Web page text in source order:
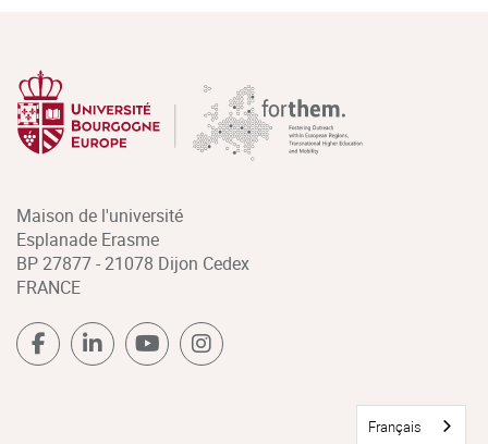
Maison de l'université
Esplanade Erasme
BP 27877 - 21078 Dijon Cedex
FRANCE
Français